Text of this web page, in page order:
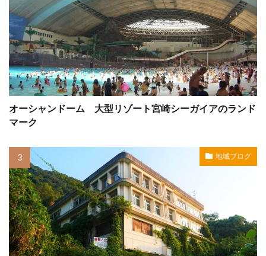
オーシャンドーム 大型リゾート宮崎シーガイアのランド
マーク
地域ブログ